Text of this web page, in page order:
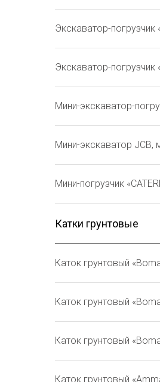
Экскаватор-
Экскаватор-
Мини-экскаватор-
Мини-экскаватор JCB,
Мини-погрузчик
Катки грунтовые
Каток грунтовый
Каток грунтовый
Каток грунтовый
Каток грунтовый